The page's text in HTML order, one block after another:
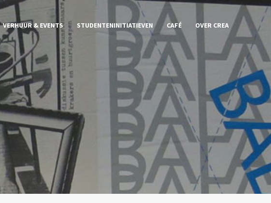
VERHUUR & EVENTS STUDENTENINITIATIEVEN CAFÉ OVER CREA